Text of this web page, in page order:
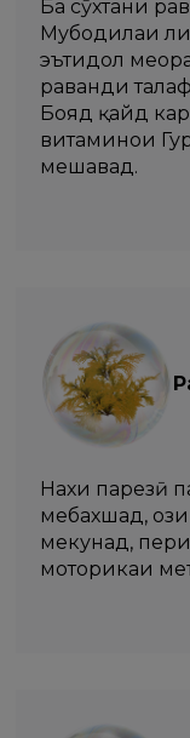
Ба сӯхтани
Мубодилаи
эътидол
раванди
Бояд қайд
витаминҳои
мешавад.
Нахи парҳезӣ
мебахшад,
мекунад,
моторикаи